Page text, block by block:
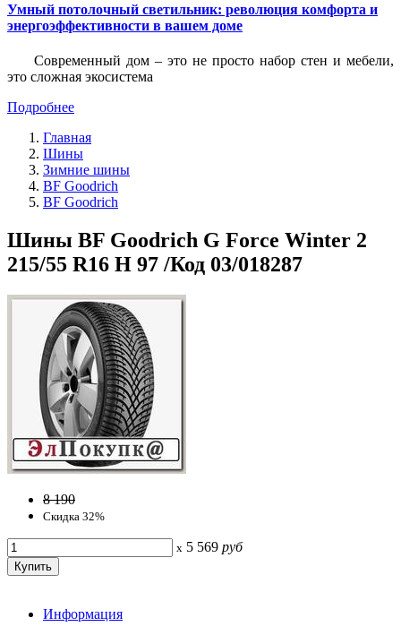
Умный потолочный светильник: революция комфорта и
энергоэффективности в вашем доме
Современный дом – это не просто набор стен и мебели,
это сложная экосистема
Подробнее
Главная
Шины
Зимние шины
BF Goodrich
BF Goodrich
Шины BF Goodrich G Force Winter 2
215/55 R16 H 97 /Код 03/018287
8 190
Скидка 32%
x 5 569 руб
Информация